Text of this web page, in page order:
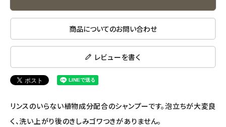
アルマウィン
アルモニベルツ
商品についてのお問い合わせ
レビューを書く
リンスのいらない植物成分配合のシャンプーです。泡立ちが大変良
く、洗い上がり後のきしみゴワつきがありません。